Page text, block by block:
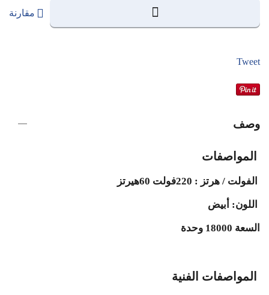
مقارنة
Tweet
وصف
المواصفات
الفولت / هرتز : 220فولت 60هيرتز
اللون: أبيض
السعة 18000 وحدة
المواصفات الفنية